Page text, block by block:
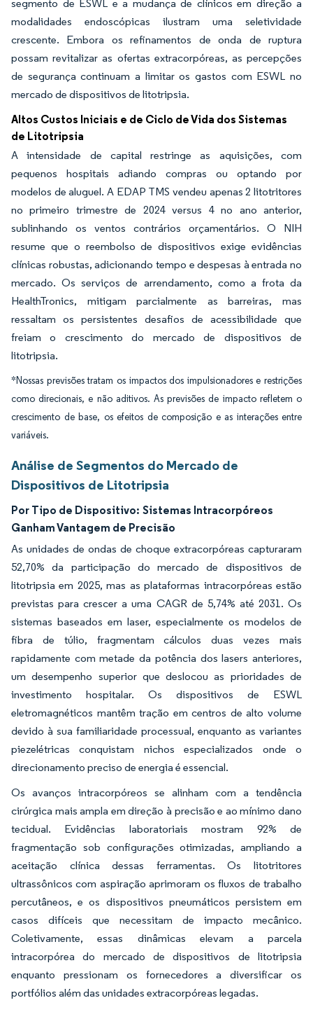
segmento de ESWL e a mudança de clínicos em direção a
modalidades endoscópicas ilustram uma seletividade
crescente. Embora os refinamentos de onda de ruptura
possam revitalizar as ofertas extracorpóreas, as percepções
de segurança continuam a limitar os gastos com ESWL no
mercado de dispositivos de litotripsia.
Altos Custos Iniciais e de Ciclo de Vida dos Sistemas
de Litotripsia
A intensidade de capital restringe as aquisições, com
pequenos hospitais adiando compras ou optando por
modelos de aluguel. A EDAP TMS vendeu apenas 2 litotritores
no primeiro trimestre de 2024 versus 4 no ano anterior,
sublinhando os ventos contrários orçamentários. O NIH
resume que o reembolso de dispositivos exige evidências
clínicas robustas, adicionando tempo e despesas à entrada no
mercado. Os serviços de arrendamento, como a frota da
HealthTronics, mitigam parcialmente as barreiras, mas
ressaltam os persistentes desafios de acessibilidade que
freiam o crescimento do mercado de dispositivos de
litotripsia.
*Nossas previsões tratam os impactos dos impulsionadores e restrições
como direcionais, e não aditivos. As previsões de impacto refletem o
crescimento de base, os efeitos de composição e as interações entre
variáveis.
Análise de Segmentos do Mercado de
Dispositivos de Litotripsia
Por Tipo de Dispositivo: Sistemas Intracorpóreos
Ganham Vantagem de Precisão
As unidades de ondas de choque extracorpóreas capturaram
52,70% da participação do mercado de dispositivos de
litotripsia em 2025, mas as plataformas intracorpóreas estão
previstas para crescer a uma CAGR de 5,74% até 2031. Os
sistemas baseados em laser, especialmente os modelos de
fibra de túlio, fragmentam cálculos duas vezes mais
rapidamente com metade da potência dos lasers anteriores,
um desempenho superior que deslocou as prioridades de
investimento hospitalar. Os dispositivos de ESWL
eletromagnéticos mantêm tração em centros de alto volume
devido à sua familiaridade processual, enquanto as variantes
piezelétricas conquistam nichos especializados onde o
direcionamento preciso de energia é essencial.
Os avanços intracorpóreos se alinham com a tendência
cirúrgica mais ampla em direção à precisão e ao mínimo dano
tecidual. Evidências laboratoriais mostram 92% de
fragmentação sob configurações otimizadas, ampliando a
aceitação clínica dessas ferramentas. Os litotritores
ultrassônicos com aspiração aprimoram os fluxos de trabalho
percutâneos, e os dispositivos pneumáticos persistem em
casos difíceis que necessitam de impacto mecânico.
Coletivamente, essas dinâmicas elevam a parcela
intracorpórea do mercado de dispositivos de litotripsia
enquanto pressionam os fornecedores a diversificar os
portfólios além das unidades extracorpóreas legadas.